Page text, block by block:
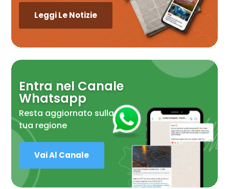
Leggi Le Notizie
Entra nel Canale
Whatsapp
Resta aggiornato sulla
tua regione
Vai Al Canale